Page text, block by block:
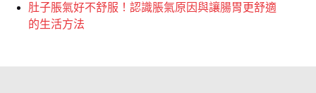
肚子脹氣好不舒服！認識脹氣原因與讓腸胃更舒適
的生活方法